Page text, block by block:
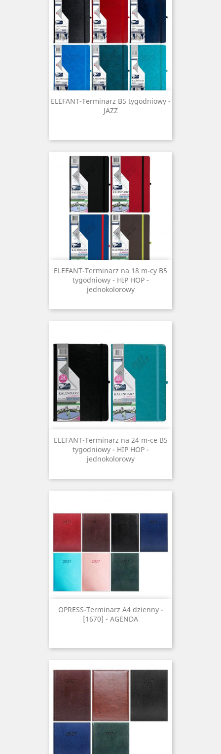
ELEFANT-Terminarz B5 tygodniowy -
JAZZ
ELEFANT-Terminarz na 18 m-cy B5
tygodniowy - HIP HOP -
jednokolorowy
ELEFANT-Terminarz na 24 m-ce B5
tygodniowy - HIP HOP -
jednokolorowy
OPRESS-Terminarz A4 dzienny -
[1670] - AGENDA